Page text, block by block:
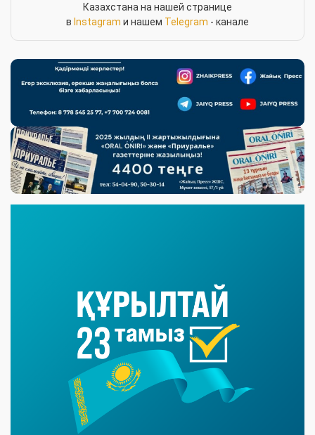
Казахстана на нашей странице
в Instagram и нашем Telegram - канале